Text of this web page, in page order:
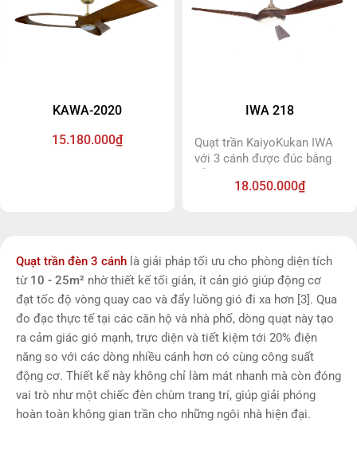
KAWA-2020
15.180.000₫
IWA 218
Quạt trần KaiyoKukan IWA
với 3 cánh được đúc bằng
được xử lý chống mối mọt,
phá trong nghệ thuật trang
trí phòng khách. Đèn ốp liền
quạt với đĩa led siêu sáng,
siêu bền có thể điều chỉnh
đổi 3 màu dễ dàng từ điều
khiển từ xa.
18.050.000₫
Quạt trần đèn 3 cánh là giải pháp tối ưu cho phòng diện tích
từ 10 - 25m² nhờ thiết kế tối giản, ít cản gió giúp động cơ
đạt tốc độ vòng quay cao và đẩy luồng gió đi xa hơn [3]. Qua
đo đạc thực tế tại các căn hộ và nhà phố, dòng quạt này tạo
ra cảm giác gió mạnh, trực diện và tiết kiệm tới 20% điện
năng so với các dòng nhiều cánh hơn có cùng công suất
động cơ. Thiết kế này không chỉ làm mát nhanh mà còn đóng
vai trò như một chiếc đèn chùm trang trí, giúp giải phóng
hoàn toàn không gian trần cho những ngôi nhà hiện đại.